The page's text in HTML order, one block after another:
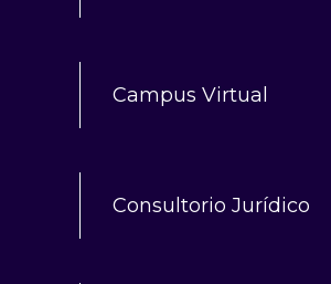
Campus Virtual
Consultorio Jurídico